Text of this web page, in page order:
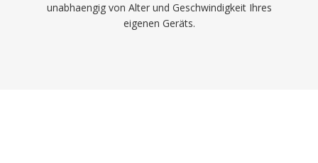
unabhaengig von Alter und Geschwindigkeit Ihres
eigenen Geräts.